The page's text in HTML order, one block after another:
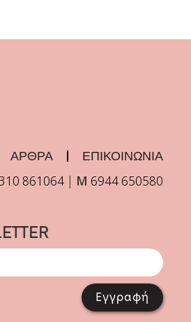
ΑΡΘΡΑ ΕΠΙΚΟΙΝΩΝΙΑ
861064 | Μ 6944 650580
Εγγραφή